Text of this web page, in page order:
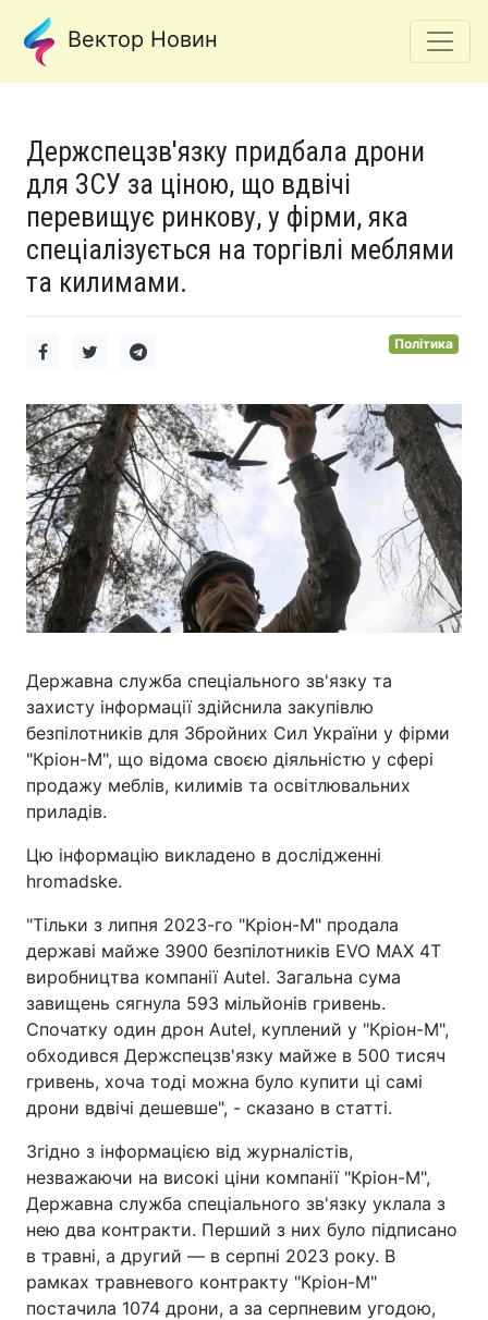
Вектор Новин
Держспецзв'язку придбала дрони
для ЗСУ за ціною, що вдвічі
перевищує ринкову, у фірми, яка
спеціалізується на торгівлі меблями
та килимами.
Політика
Державна служба спеціального зв'язку та
захисту інформації здійснила закупівлю
безпілотників для Збройних Сил України у фірми
"Кріон-М", що відома своєю діяльністю у сфері
продажу меблів, килимів та освітлювальних
приладів.
Цю інформацію викладено в дослідженні
hromadske.
"Тільки з липня 2023-го "Кріон-М" продала
державі майже 3900 безпілотників EVO MAX 4T
виробництва компанії Autel. Загальна сума
завищень сягнула 593 мільйонів гривень.
Спочатку один дрон Autel, куплений у "Кріон-М",
обходився Держспецзв'язку майже в 500 тисяч
гривень, хоча тоді можна було купити ці самі
дрони вдвічі дешевше", - сказано в статті.
Згідно з інформацією від журналістів,
незважаючи на високі ціни компанії "Кріон-М",
Державна служба спеціального зв'язку уклала з
нею два контракти. Перший з них було підписано
в травні, а другий — в серпні 2023 року. В
рамках травневого контракту "Кріон-М"
постачила 1074 дрони, а за серпневим угодою,